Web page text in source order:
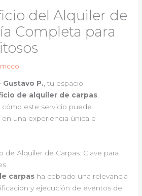
del Alquiler de
Completa para
Gustavo P., tu espacio
de alquiler de carpas.
este servicio puede
una experiencia única e
de Alquiler de Carpas: Clave para
carpas ha cobrado una relevancia
y ejecución de eventos de